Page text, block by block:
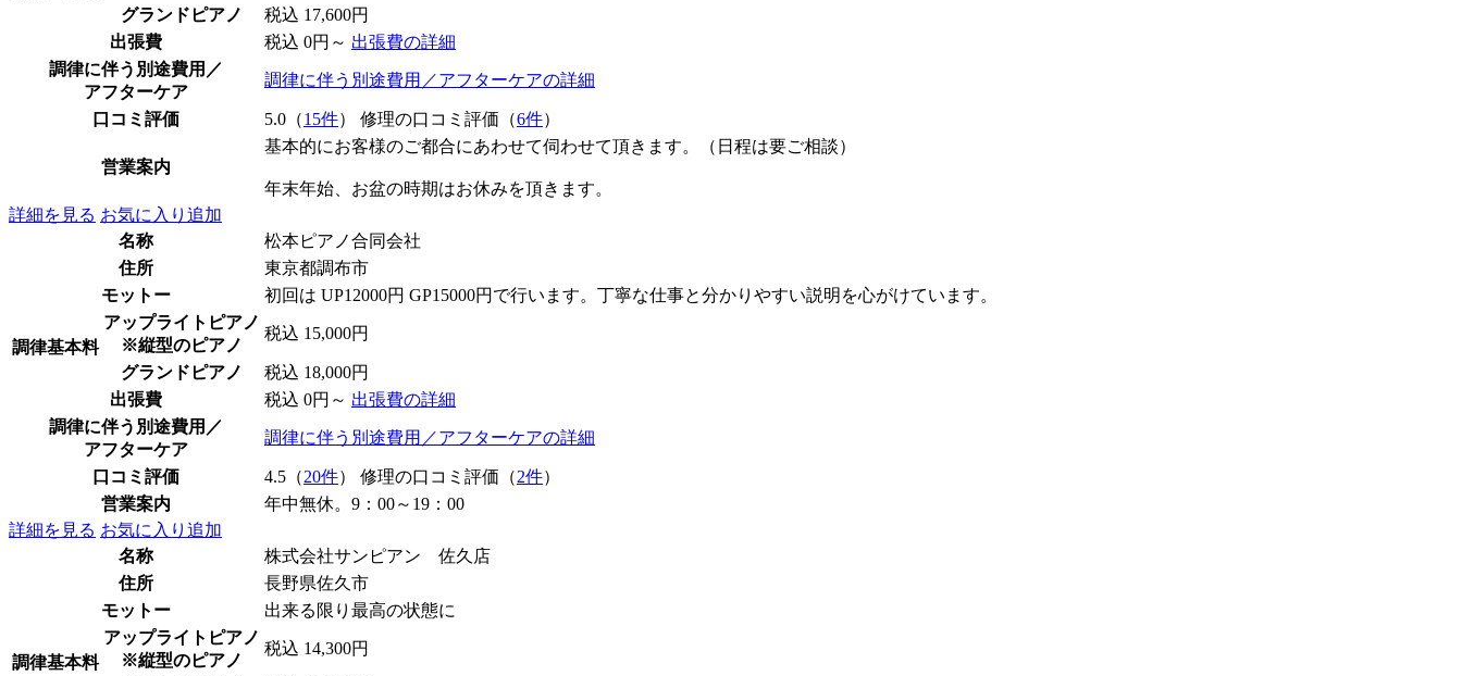
グランドピアノ
税込 17,600円
出張費
税込 0円～ 出張費の詳細
調律に伴う別途費用／
アフターケア
調律に伴う別途費用／アフターケアの詳細
口コミ評価 5.0（15件） 修理の口コミ評価（6件）
営業案内
基本的にお客様のご都合にあわせて伺わせて頂きます。（日程は要ご相談）
年末年始、お盆の時期はお休みを頂きます。
詳細を見る お気に入り追加
名称
松本ピアノ合同会社
住所
東京都調布市
モットー
初回は UP12000円 GP15000円で行います。丁寧な仕事と分かりやすい説明を心がけています。
調律基本料
アップライトピアノ
※縦型のピアノ
税込 15,000円
グランドピアノ
税込 18,000円
出張費
税込 0円～ 出張費の詳細
調律に伴う別途費用／
アフターケア
調律に伴う別途費用／アフターケアの詳細
口コミ評価 4.5（20件） 修理の口コミ評価（2件）
営業案内
年中無休。9：00～19：00
詳細を見る お気に入り追加
名称
株式会社サンピアン 佐久店
住所
長野県佐久市
モットー
出来る限り最高の状態に
調律基本料
アップライトピアノ
※縦型のピアノ
税込 14,300円